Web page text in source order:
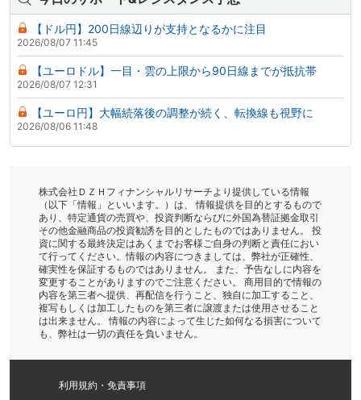
【ドル円】200日線辺りが支持となるかに注目
2026/08/07 11:45
【ユーロドル】一目・雲の上限から90日線までが抵抗帯
2026/08/07 12:31
【ユーロ円】大幅続落後の調整が続く、転換線も視野に
2026/08/06 11:48
株式会社ＤＺＨフィナンシャルリサーチより提供している情報
（以下「情報」といいます。）は、 情報提供を目的とするもので
あり、特定通貨の売買や、投資判断ならびに外国為替証拠金取引
その他金融商品の投資勧誘を目的としたものではありません。 投
資に関する最終決定はあくまでお客様ご自身の判断と責任におい
て行ってください。情報の内容につきましては、弊社が正確性、
確実性を保証するものではありません。 また、予告なしに内容を
変更することがありますのでご注意ください。 商用目的で情報の
内容を第三者へ提供、再配信を行うこと、独自に加工すること、
複写もしくは加工したものを第三者に譲渡または使用させること
は出来ません。 情報の内容によって生じた如何なる損害について
も、弊社は一切の責任を負いません。
利用規約・免責事項